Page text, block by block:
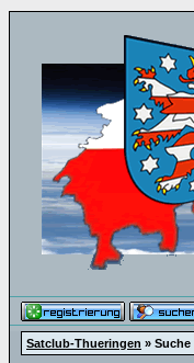
Satclub-Thueringen » Suche